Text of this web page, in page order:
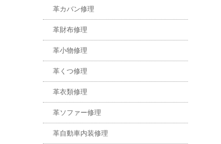
革カバン修理
革財布修理
革小物修理
革くつ修理
革衣類修理
革ソファー修理
革自動車内装修理